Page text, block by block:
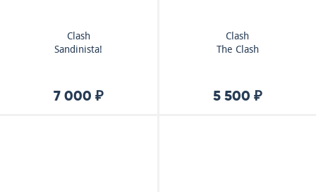
Clash
Sandinista!
7 000 ₽
Clash
The Clash
5 500 ₽